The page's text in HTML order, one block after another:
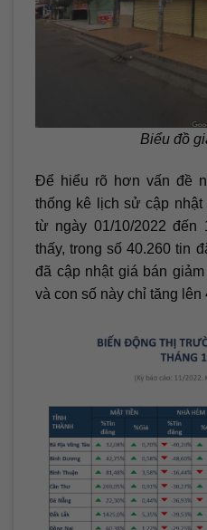
Biểu đồ
Để hiểu rõ hơn vấn đề
thống kê lịch sử cập
từ ngày 01/10/2022 đến
thấy, trong số 40.260 tin
đã cập nhật giá bán
và con số này chỉ tăng lên